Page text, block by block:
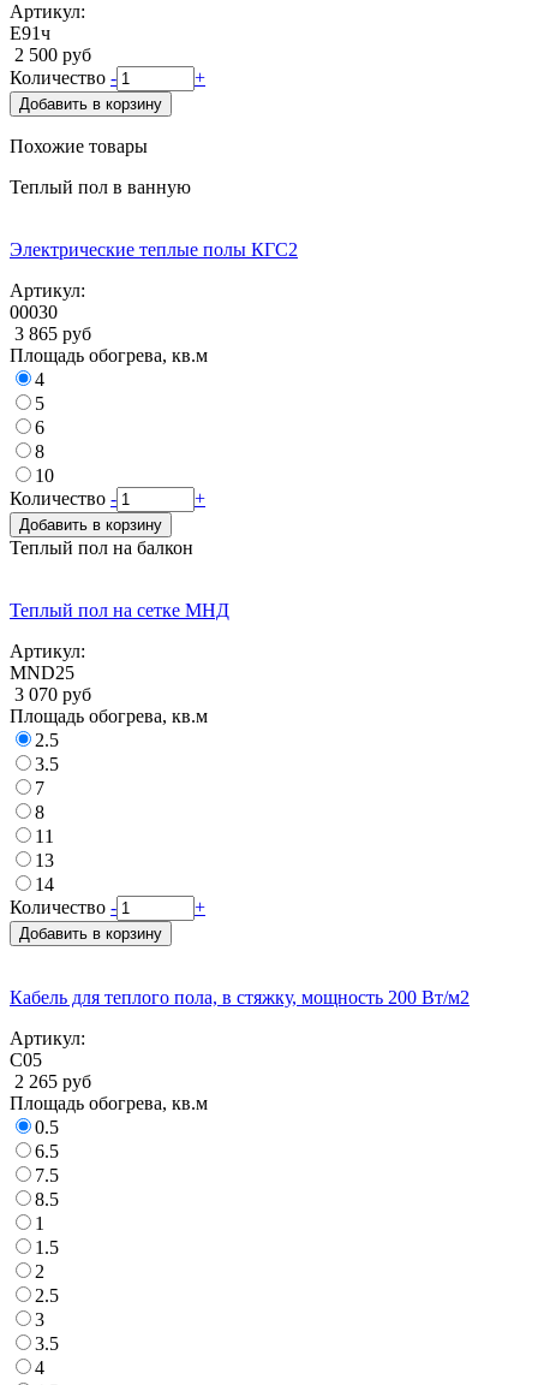
Артикул:
Е91ч
2 500 руб
Количество - +
Добавить в корзину
Похожие товары
Теплый пол в ванную
Электрические теплые полы КГС2
Артикул:
00030
3 865 руб
Площадь обогрева, кв.м
4
5
6
8
10
Количество - +
Добавить в корзину
Теплый пол на балкон
Теплый пол на сетке МНД
Артикул:
MND25
3 070 руб
Площадь обогрева, кв.м
2.5
3.5
7
8
11
13
14
Количество - +
Добавить в корзину
Кабель для теплого пола, в стяжку, мощность 200 Вт/м2
Артикул:
С05
2 265 руб
Площадь обогрева, кв.м
0.5
6.5
7.5
8.5
1
1.5
2
2.5
3
3.5
4